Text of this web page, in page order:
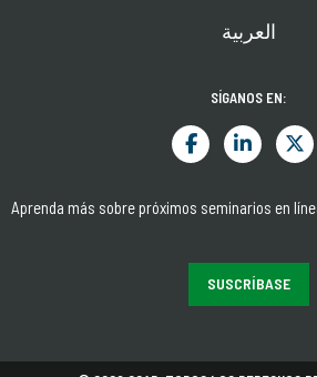
العربية
SÍGANOS EN:
Aprenda más sobre próximos seminarios en
SUSCRÍBASE